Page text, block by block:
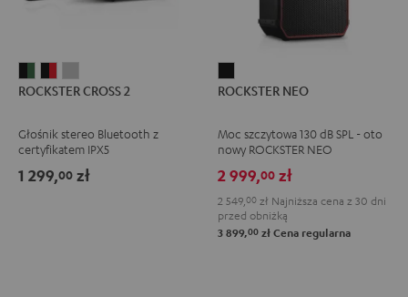
CROSS
Black
&
Green
CROSS
Black
&
Red
CROSS
Light
Gray
ROCKSTER CROSS 2
Głośnik stereo Bluetooth z
certyfikatem IPX5
1 299,00 zł
NEO
ROCKSTER NEO
Moc szczytowa 130 dB SPL - oto
nowy ROCKSTER NEO
2 999,00 zł
2 549, 00 zł Najniższa cena z 30 dni
przed obniżką
3 899,00 zł Cena regularna